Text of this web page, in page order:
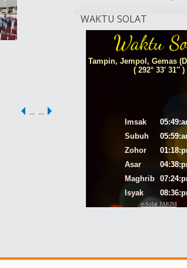
… …
WAKTU SOLAT